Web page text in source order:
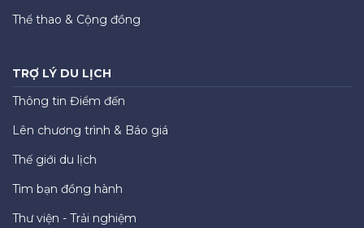
Thể thao & Cộng đồng
TRỢ LÝ DU LỊCH
Thông tin Điểm đến
Lên chương trình & Báo giá
Thế giới du lịch
Tìm bạn đồng hành
Thư viện - Trải nghiệm